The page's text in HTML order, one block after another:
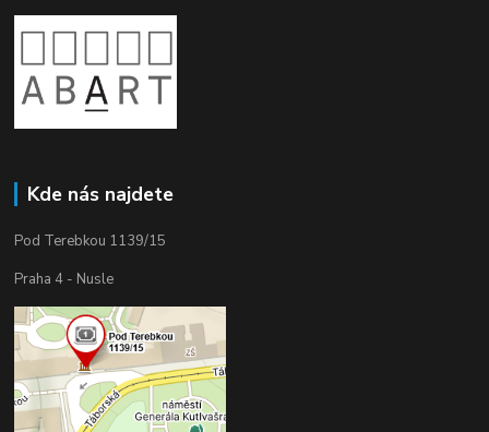
Kde nás najdete
Pod Terebkou 1139/15
Praha 4 - Nusle